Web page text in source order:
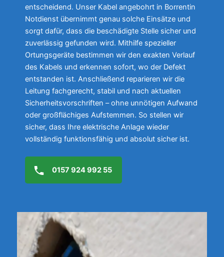
entscheidend. Unser Kabel angebohrt in Borrentin
Notdienst übernimmt genau solche Einsätze und
sorgt dafür, dass die beschädigte Stelle sicher und
zuverlässig gefunden wird. Mithilfe spezieller
Ortungsgeräte bestimmen wir den exakten Verlauf
des Kabels und erkennen sofort, wo der Defekt
entstanden ist. Anschließend reparieren wir die
Leitung fachgerecht, stabil und nach aktuellen
Sicherheitsvorschriften – ohne unnötigen Aufwand
oder großflächiges Aufstemmen. So stellen wir
sicher, dass Ihre elektrische Anlage wieder
vollständig funktionsfähig und absolut sicher ist.
0157 924 992 55